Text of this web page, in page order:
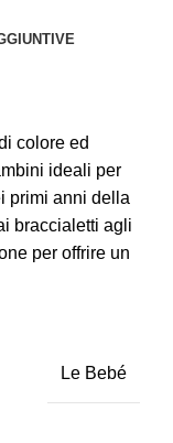
colore ed
ideali per
primi anni della
braccialetti agli
per offrire un
Le Bebé